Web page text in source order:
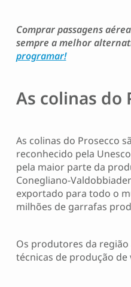
Comprar passagens
sempre a melhor
programar!
As colinas do
As colinas do Prosecco
reconhecido pela
pela maior parte da
Conegliano-
exportado para todo o
milhões de garrafas
Os produtores da
técnicas de produção